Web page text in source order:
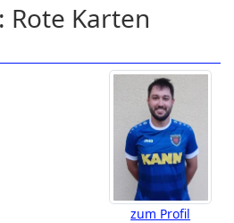
Rote Karten
zum Profil